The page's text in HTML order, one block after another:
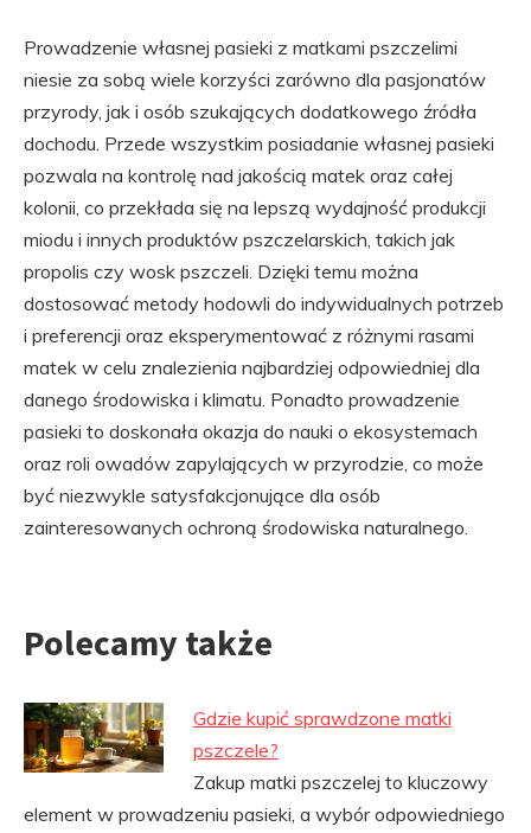
Prowadzenie własnej pasieki z matkami pszczelimi
niesie za sobą wiele korzyści zarówno dla pasjonatów
przyrody, jak i osób szukających dodatkowego źródła
dochodu. Przede wszystkim posiadanie własnej pasieki
pozwala na kontrolę nad jakością matek oraz całej
kolonii, co przekłada się na lepszą wydajność produkcji
miodu i innych produktów pszczelarskich, takich jak
propolis czy wosk pszczeli. Dzięki temu można
dostosować metody hodowli do indywidualnych potrzeb
i preferencji oraz eksperymentować z różnymi rasami
matek w celu znalezienia najbardziej odpowiedniej dla
danego środowiska i klimatu. Ponadto prowadzenie
pasieki to doskonała okazja do nauki o ekosystemach
oraz roli owadów zapylających w przyrodzie, co może
być niezwykle satysfakcjonujące dla osób
zainteresowanych ochroną środowiska naturalnego.
Polecamy także
Gdzie kupić sprawdzone matki
pszczele?
Zakup matki pszczelej to kluczowy
element w prowadzeniu pasieki, a wybór odpowiedniego